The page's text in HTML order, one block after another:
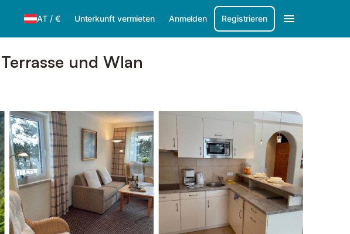
AT / € Unterkunft vermieten Anmelden Registrieren
und Wlan